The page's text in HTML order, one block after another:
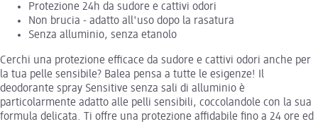
Protezione 24h da sudore e cattivi odori
Non brucia - adatto all'uso dopo la rasatura
Senza alluminio, senza etanolo
Cerchi una protezione efficace da sudore e cattivi odori anche per
la tua pelle sensibile? Balea pensa a tutte le esigenze! Il
deodorante spray Sensitive senza sali di alluminio è
particolarmente adatto alle pelli sensibili, coccolandole con la sua
formula delicata. Ti offre una protezione affidabile fino a 24 ore ed